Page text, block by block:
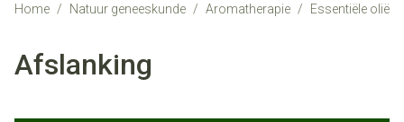
Home / Natuur geneeskunde / Aromatherapie / Essentiële oliën
Afslanking